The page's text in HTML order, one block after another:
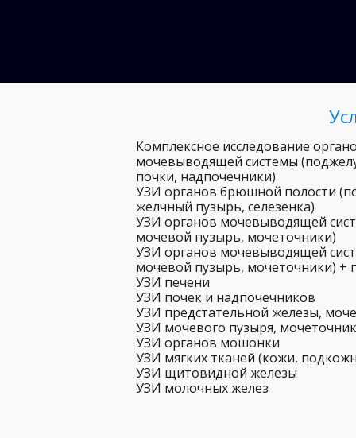
Комплексное исследование
мочевыводящей системы
почки, надпочечники)
УЗИ органов брюшной полости
желчный пузырь, селезенка)
УЗИ органов мочевыводящей
мочевой пузырь, мочеточники)
УЗИ органов мочевыводящей
мочевой пузырь, мочеточники) +
УЗИ печени
УЗИ почек и надпочечников
УЗИ предстательной железы,
УЗИ мочевого пузыря,
УЗИ органов мошонки
УЗИ мягких тканей (кожи,
УЗИ щитовидной железы
УЗИ молочных желез